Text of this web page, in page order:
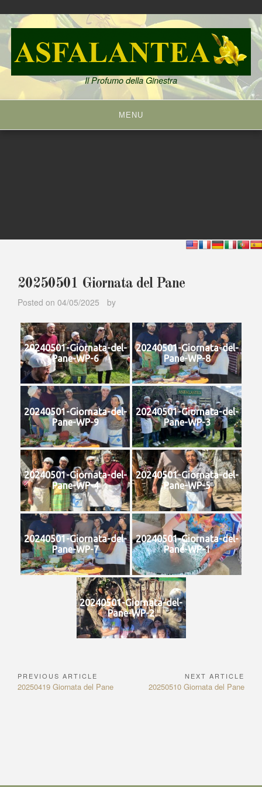
Skip
to
content
Il Profumo della Ginestra
MENU
20250501 Giornata del Pane
Posted on 04/05/2025 by
20240501-Giornata-del-
Pane-WP-6
20240501-Giornata-del-
Pane-WP-8
20240501-Giornata-del-
Pane-WP-9
20240501-Giornata-del-
Pane-WP-3
20240501-Giornata-del-
Pane-WP-4
20240501-Giornata-del-
Pane-WP-5
20240501-Giornata-del-
Pane-WP-7
20240501-Giornata-del-
Pane-WP-1
20240501-Giornata-del-
Pane-WP-2
Navigazione
PREVIOUS ARTICLE
Previous
20250419 Giornata del Pane
NEXT ARTICLE
Next
20250510 Giornata del Pane